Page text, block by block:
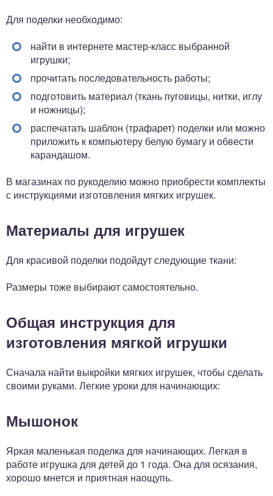
Для поделки необходимо:
найти в интернете мастер-класс выбранной
игрушки;
прочитать последовательность работы;
подготовить материал (ткань пуговицы, нитки, иглу
и ножницы);
распечатать шаблон (трафарет) поделки или можно
приложить к компьютеру белую бумагу и обвести
карандашом.
В магазинах по рукоделию можно приобрести комплекты
с инструкциями изготовления мягких игрушек.
Материалы для игрушек
Для красивой поделки подойдут следующие ткани:
Размеры тоже выбирают самостоятельно.
Общая инструкция для
изготовления мягкой игрушки
Сначала найти выкройки мягких игрушек, чтобы сделать
своими руками. Легкие уроки для начинающих:
Мышонок
Яркая маленькая поделка для начинающих. Легкая в
работе игрушка для детей до 1 года. Она для осязания,
хорошо мнется и приятная наощупь.